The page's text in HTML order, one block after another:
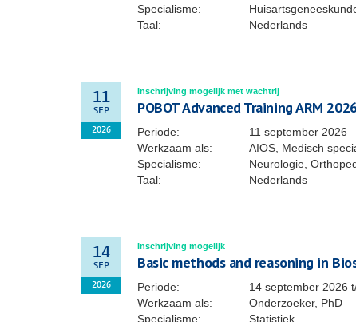
Specialisme:
Taal:
Nederlands
11
SEP
2026
Inschrijving mogelijk met wachtrij
POBOT Advanced Training ARM
Periode:
11 september 2026
Werkzaam als:
AIOS, Medisch
Specialisme:
Neurologie,
Taal:
Nederlands
14
SEP
2026
Inschrijving mogelijk
Basic methods and reasoning in
Periode: 14 september 2026
Werkzaam als:
Onderzoeker, PhD
Specialisme:
Statistiek